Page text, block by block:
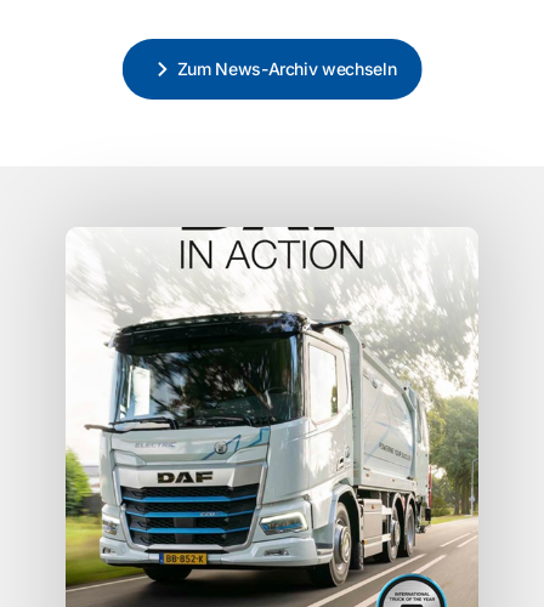
Zum News-Archiv wechseln